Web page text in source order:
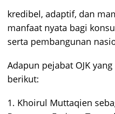
kredibel, adaptif, dan
manfaat nyata bagi
serta pembangunan
Adapun pejabat OJK
berikut:
1. Khoirul Muttaqien